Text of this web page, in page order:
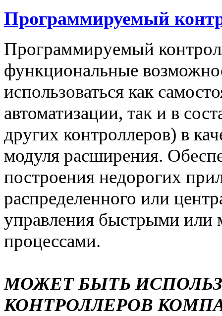
Программируемый
Программируемый
функциональные
использоваться как
автоматизации, так и в
других контроллеров) в
модуля расширения.
построения недорогих
распределенного или
управления быстрыми или
процессами.
МОЖЕТ БЫТЬ
КОНТРОЛЛЕРОВ